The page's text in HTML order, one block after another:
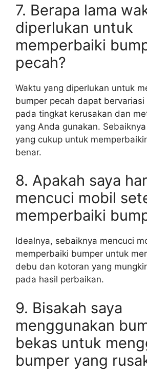
7. Berapa lama
diperlukan untuk
memperbaiki
pecah?
Waktu yang diperlukan untuk
bumper pecah dapat
pada tingkat kerusakan dan
yang Anda gunakan.
yang cukup untuk
benar.
8. Apakah saya
mencuci mobil
memperbaiki
Idealnya, sebaiknya mencuci
memperbaiki bumper untuk
debu dan kotoran yang
pada hasil perbaikan.
9. Bisakah saya
menggunakan
bekas untuk
bumper yang